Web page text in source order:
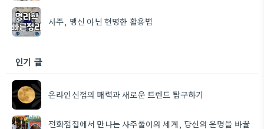
사주, 맹신 아닌 현명한 활용법
인기 글
온라인신점의 매력과 새로운 트렌드 탐구하기
전화점집에서 만나는 사주풀이의 세계, 당신의 운명을 바꿀